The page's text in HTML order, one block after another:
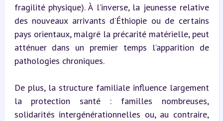
fragilité physique). À l’inverse, la jeunesse relative
des nouveaux arrivants d’Éthiopie ou de certains
pays orientaux, malgré la précarité matérielle, peut
atténuer dans un premier temps l’apparition de
pathologies chroniques.
De plus, la structure familiale influence largement
la protection santé : familles nombreuses,
solidarités intergénérationnelles ou, au contraire,